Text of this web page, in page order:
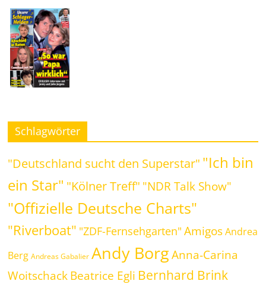
Schlagwörter
"Deutschland sucht den Superstar" "Ich bin
ein Star" "Kölner Treff" "NDR Talk Show"
"Offizielle Deutsche Charts"
"Riverboat" "ZDF-Fernsehgarten" Amigos Andrea
Berg Andreas Gabalier Andy Borg Anna-Carina
WoitschackBeatrice Egli Bernhard Brink